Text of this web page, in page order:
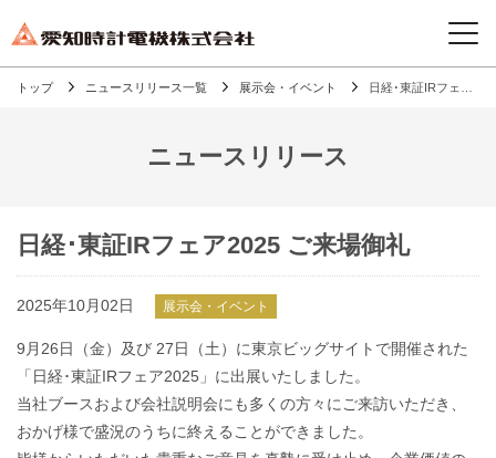
トップ ニュースリリース一覧 展示会・イベント
ニュースリリース
日経･東証IRフェア2025 ご来場御礼
2025年10月02日 展示会・イベント
9月26日（金）及び 27日（土）に東京ビッグサイトで開催された
「日経･東証IRフェア2025」に出展いたしました。
当社ブースおよび会社説明会にも多くの方々にご来訪いただき、
おかげ様で盛況のうちに終えることができました。